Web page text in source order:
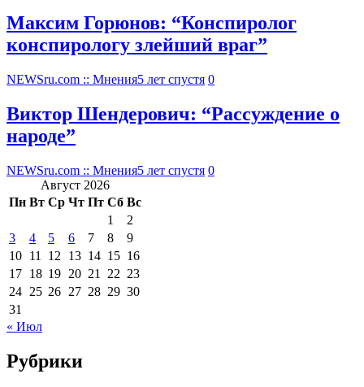
Максим Горюнов: “Конспиролог
конспирологу злейший враг”
NEWSru.com :: Мнения5 лет спустя 0
Виктор Шендерович: “Рассуждение о
народе”
NEWSru.com :: Мнения5 лет спустя 0
Август 2026
Пн Вт Ср Чт Пт Сб Вс
1
2
3
4 5 6 7 8
9
10 11 12 13 14 15 16
17 18 19 20 21 22 23
24 25 26 27 28 29 30
31
« Июл
Рубрики